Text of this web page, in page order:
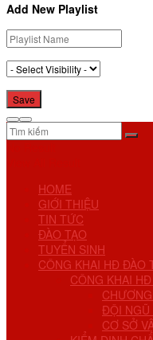
Add New Playlist
HOME
GIỚI THIỆU
TIN TỨC
ĐÀO TẠO
TUYỂN SINH
CÔNG KHAI HĐ ĐÀO
CÔNG KHAI
ĐỘI NGŨ
CƠ SỞ